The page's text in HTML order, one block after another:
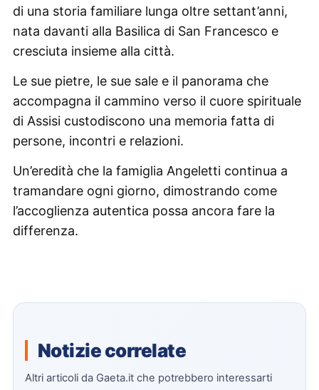
di una storia familiare lunga oltre settant’anni,
nata davanti alla Basilica di San Francesco e
cresciuta insieme alla città.
Le sue pietre, le sue sale e il panorama che
accompagna il cammino verso il cuore spirituale
di Assisi custodiscono una memoria fatta di
persone, incontri e relazioni.
Un’eredità che la famiglia Angeletti continua a
tramandare ogni giorno, dimostrando come
l’accoglienza autentica possa ancora fare la
differenza.
Notizie correlate
Altri articoli da Gaeta.it che potrebbero interessarti